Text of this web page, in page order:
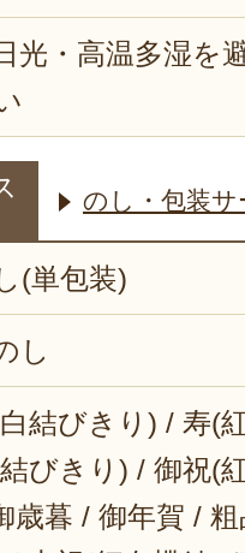
光・高温多湿を
のし・包装
(単包装)
し
結びきり) / 寿(
びきり) / 御祝(
歳暮 / 御年賀 /